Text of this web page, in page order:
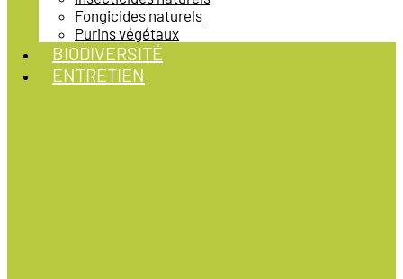
Fongicides naturels
Purins végétaux
BIODIVERSITÉ
ENTRETIEN